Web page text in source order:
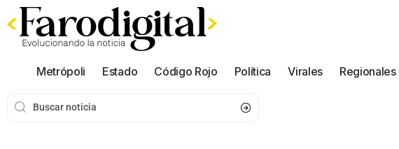
Metrópoli Estado Código Rojo Política Virales Regionales